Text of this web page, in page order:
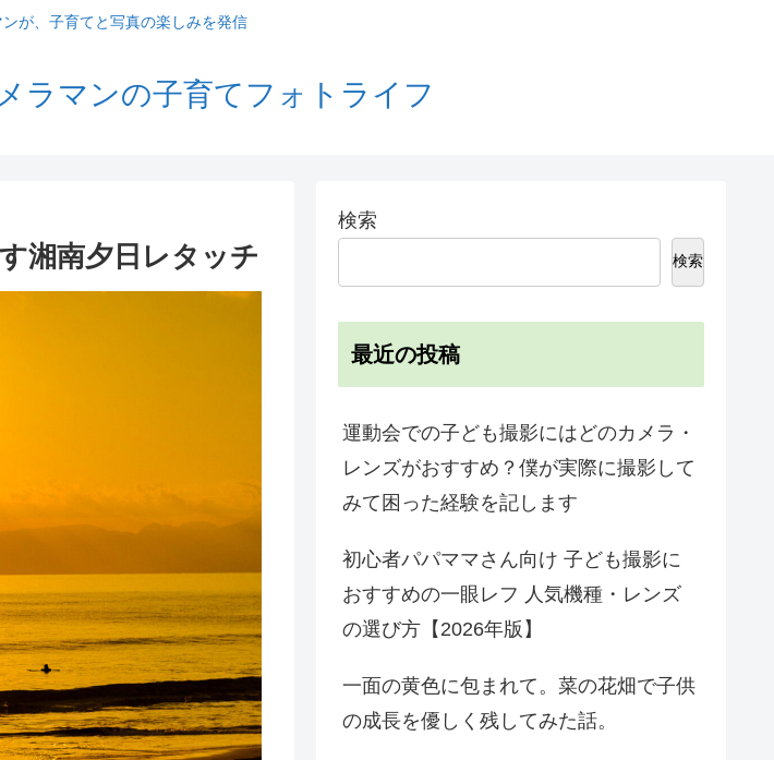
が、子育てと写真の楽しみを発信
ラマンの子育てフォトライフ
湘南夕日レタッチ
検索
検索
最近の投稿
運動会での子ども撮影にはどのカメラ・
レンズがおすすめ？僕が実際に撮影して
みて困った経験を記します
初心者パパママさん向け 子ども撮影に
おすすめの一眼レフ 人気機種・レンズ
の選び方【2026年版】
一面の黄色に包まれて。菜の花畑で子供
の成長を優しく残してみた話。